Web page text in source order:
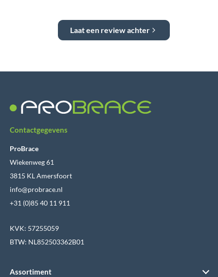
Laat een review achter
Contactgegevens
ProBrace
Wiekenweg 61
3815 KL Amersfoort
info@probrace.nl
+31 (0)85 40 11 911
KVK: 57255059
BTW: NL852503362B01
Assortiment